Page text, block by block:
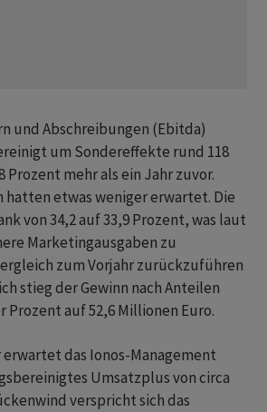
und Abschreibungen (Ebitda)
um Sondereffekte rund 118
Prozent mehr als ein Jahr zuvor.
hatten etwas weniger erwartet. Die
von 34,2 auf 33,9 Prozent, was laut
Marketingausgaben zu
zum Vorjahr zurückzuführen
stieg der Gewinn nach Anteilen
auf 52,6 Millionen Euro.
das Ionos-Management
Umsatzplus von circa
verspricht sich das